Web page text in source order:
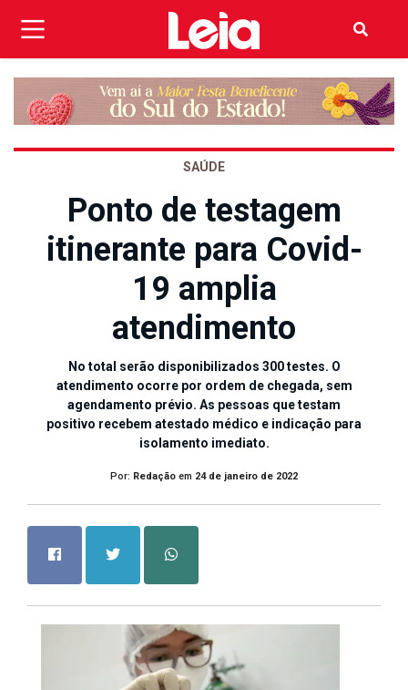
SAÚDE
Ponto de testagem
itinerante para Covid-
19 amplia
atendimento
No total serão disponibilizados 300 testes. O
atendimento ocorre por ordem de chegada, sem
agendamento prévio. As pessoas que testam
positivo recebem atestado médico e indicação para
isolamento imediato.
Por: Redação em 24 de janeiro de 2022